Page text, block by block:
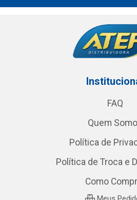
FAQ
Quem
Política de
Política de Troca e
Como